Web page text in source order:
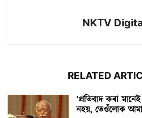
NKTV
RELATED
‘প্ৰতিবাদ কৰা
নহয়, তেওঁলোক